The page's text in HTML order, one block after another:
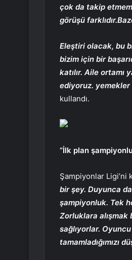
çok da takip
görüşü
Eleştiri olacak, bu
bizim için bir
katılır. Aile ortamı
ediyoruz. yemekler
kullandı.
“İlk plan
Şampiyonlar
bir şey. Duyunca
şampiyonluk. Tek
Zorluklara alışmak
sağlıyorlar.
tamamladığımızı